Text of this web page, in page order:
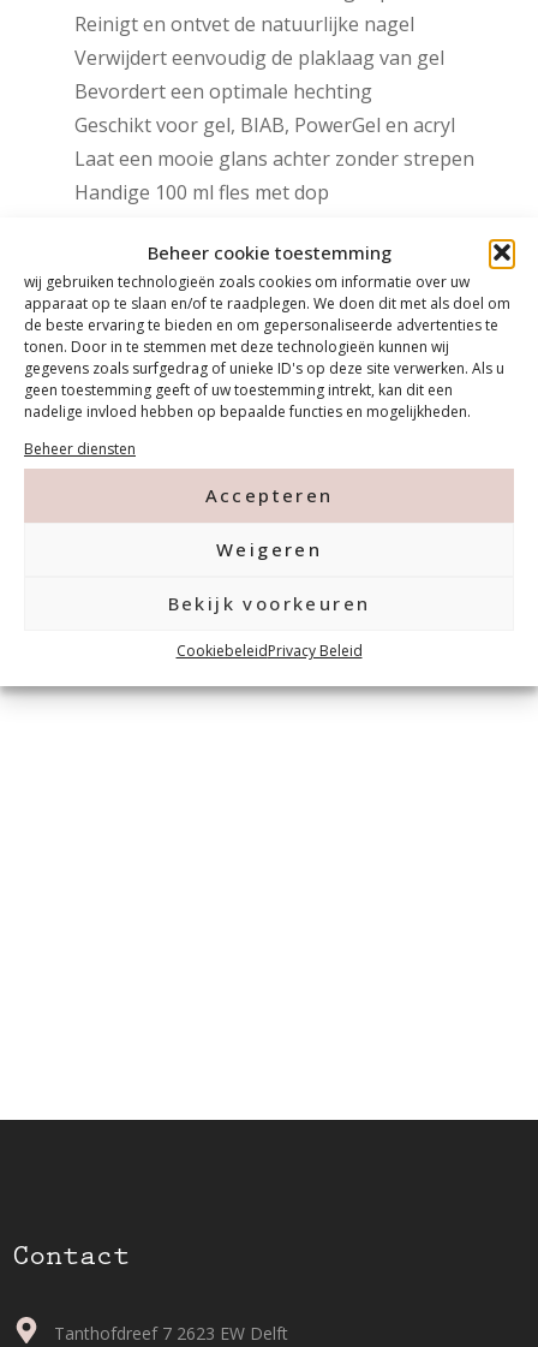
Beheer cookie toestemming
wij gebruiken technologieën zoals cookies om informatie over uw
apparaat op te slaan en/of te raadplegen. We doen dit met als doel om
de beste ervaring te bieden en om gepersonaliseerde advertenties te
tonen. Door in te stemmen met deze technologieën kunnen wij
gegevens zoals surfgedrag of unieke ID's op deze site verwerken. Als u
geen toestemming geeft of uw toestemming intrekt, kan dit een
nadelige invloed hebben op bepaalde functies en mogelijkheden.
Beheer diensten
Accepteren
Weigeren
Bekijk voorkeuren
CookiebeleidPrivacy Beleid
Reinigt en ontvet de natuurlijke nagel
Verwijdert eenvoudig de plaklaag van gel
Bevordert een optimale hechting
Geschikt voor gel, BIAB, PowerGel en acryl
Laat een mooie glans achter zonder strepen
Handige 100 ml fles met dop
Gebruik
Breng een kleine hoeveelheidMagnetic Prep &
Wipe 100 mlaan op een nail wipe. Reinig de
natuurlijke nagel vóór de behandeling of verwijder
na het uitharden van de gel de plaklaag voor een
perfect glanzend eindresultaat.
Login Voor Prijs
Contact
Tanthofdreef 7 2623 EW Delft